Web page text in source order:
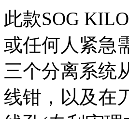
此款SOG
或任何人紧急
三个分离系统
线钳，以及在